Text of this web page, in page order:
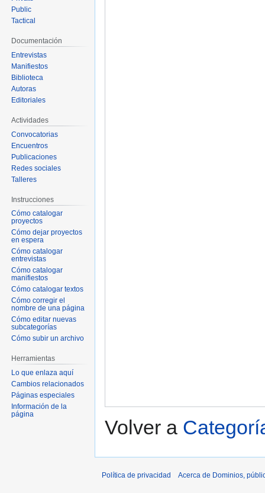
Volver a
Public
Tactical
Documentación
Entrevistas
Manifiestos
Biblioteca
Autoras
Editoriales
Actividades
Convocatorias
Encuentros
Publicaciones
Redes sociales
Talleres
Instrucciones
Cómo catalogar
proyectos
Cómo dejar proyectos
en espera
Cómo catalogar
entrevistas
Cómo catalogar
manifiestos
Cómo catalogar textos
Cómo corregir el
nombre de una página
Cómo editar nuevas
subcategorías
Cómo subir un archivo
Herramientas
Lo que enlaza aquí
Cambios relacionados
Páginas especiales
Información de la
página
Política de privacidad Acerca de Dominios,